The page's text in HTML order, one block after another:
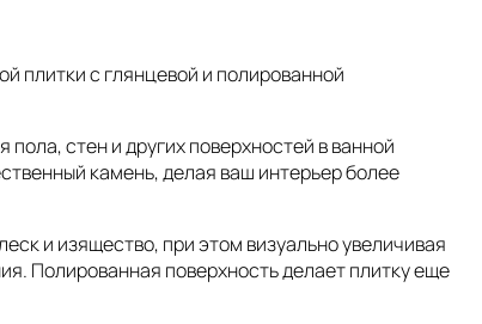
плитки с глянцевой и полированной
стен и других поверхностей в ванной
камень, делая ваш интерьер более
и изящество, при этом визуально увеличивая
Полированная поверхность делает плитку еще